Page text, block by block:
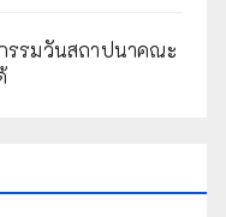
รรมวันสถาปนาคณะ